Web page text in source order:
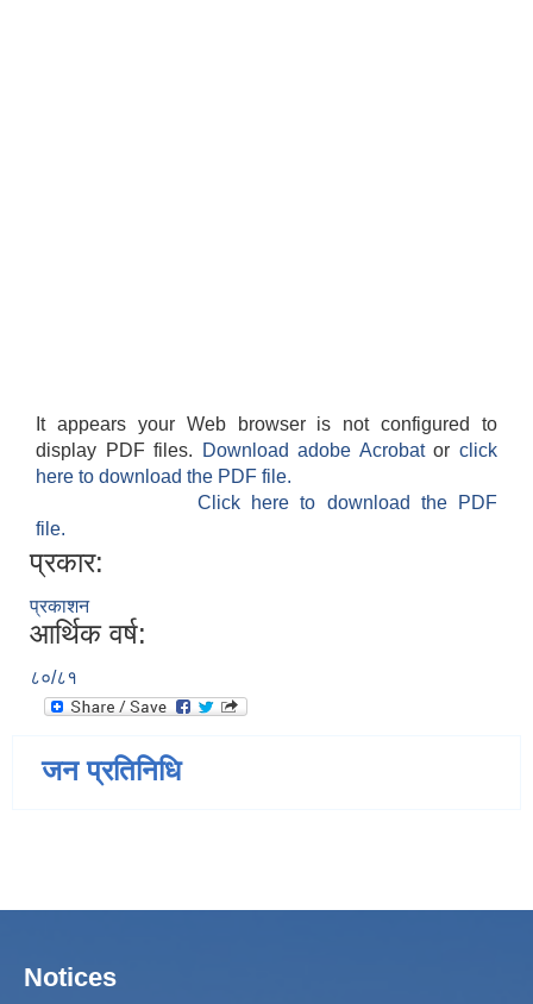
It appears your Web browser is not configured to
display PDF files.
Download adobe Acrobatorclick
here to download the PDF file.
Click here to download the PDF
file.
प्रकार:
प्रकाशन
आर्थिक वर्ष:
८०/८१
जन प्रतिनिधि
Notices